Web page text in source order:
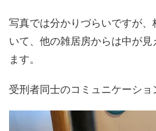
写真では分かりづらいですが
いて、他の雑居房からは中が
ます。
受刑者同士のコミュニケーショ